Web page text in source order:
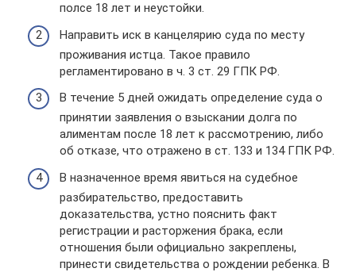
полсе 18 лет и неустойки.
Направить иск в канцелярию суда по месту
проживания истца. Такое правило
регламентировано в ч. 3 ст. 29 ГПК РФ.
В течение 5 дней ожидать определение суда о
принятии заявления о взыскании долга по
алиментам после 18 лет к рассмотрению, либо
об отказе, что отражено в ст. 133 и 134 ГПК РФ.
В назначенное время явиться на судебное
разбирательство, предоставить
доказательства, устно пояснить факт
регистрации и расторжения брака, если
отношения были официально закреплены,
принести свидетельства о рождении ребенка. В